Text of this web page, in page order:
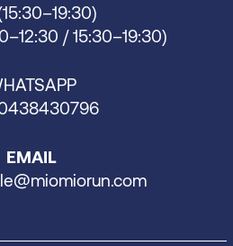
/ 15:30–19:30)
EMAIL